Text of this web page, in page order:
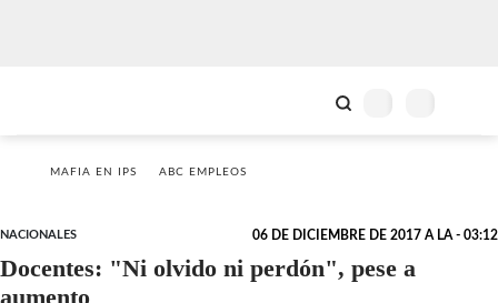
MAFIA EN IPS ABC EMPLEOS
NACIONALES 06 DE DICIEMBRE DE 2017 A LA - 03:12
Docentes: "Ni olvido ni perdón", pese a
aumento